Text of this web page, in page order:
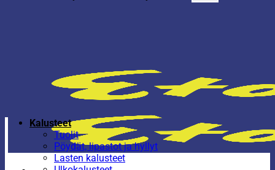
Kalusteet
Tuolit
Pöydät, lipastot ja hyllyt
Lasten kalusteet